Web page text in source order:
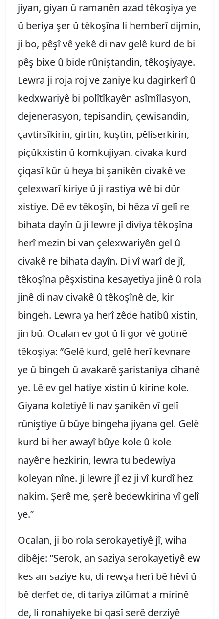
jiyan, giyan û ramanên azad têkoşiya ye
û beriya şer û têkoşîna li hemberî dijmin,
ji bo, pêşî vê yekê di nav gelê kurd de bi
pêş bixe û bide rûniştandin, têkoşiyaye.
Lewra ji roja roj ve zaniye ku dagirkerî û
kedxwariyê bi polîtîkayên asîmîlasyon,
dejenerasyon, tepisandin, çewisandin,
çavtirsîkirin, girtin, kuştin, pêliserkirin,
piçûkxistin û komkujiyan, civaka kurd
çiqasî kûr û heya bi şanikên civakê ve
çelexwarî kiriye û ji rastiya wê bi dûr
xistiye. Dê ev têkoşîn, bi hêza vî gelî re
bihata dayîn û ji lewre jî diviya têkoşîna
herî mezin bi van çelexwariyên gel û
civakê re bihata dayîn. Di vî warî de jî,
têkoşîna pêşxistina kesayetiya jinê û rola
jinê di nav civakê û têkoşînê de, kir
bingeh. Lewra ya herî zêde hatibû xistin,
jin bû. Ocalan ev got û li gor vê gotinê
têkoşiya: ”Gelê kurd, gelê herî kevnare
ye û bingeh û avakarê şaristaniya cîhanê
ye. Lê ev gel hatiye xistin û kirine kole.
Giyana koletiyê li nav şanikên vî gelî
rûniştiye û bûye bingeha jiyana gel. Gelê
kurd bi her awayî bûye kole û kole
nayêne hezkirin, lewra tu bedewiya
koleyan nîne. Ji lewre jî ez ji vî kurdî hez
nakim. Şerê me, şerê bedewkirina vî gelî
ye.”
Ocalan, ji bo rola serokayetiyê jî, wiha
dibêje: ”Serok, an saziya serokayetiyê ew
kes an saziye ku, di rewşa herî bê hêvî û
bê derfet de, di tariya zilûmat a mirinê
de, li ronahiyeke bi qasî serê derziyê